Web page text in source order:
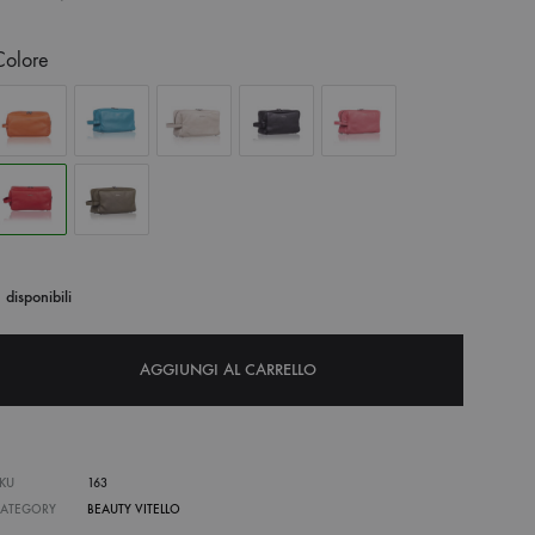
disponibili
AGGIUNGI AL CARRELLO
163
BEAUTY VITELLO